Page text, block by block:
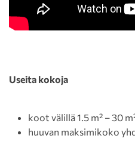
Useita kokoja
koot välillä 1.5 m² – 30
huuvan maksimikoko